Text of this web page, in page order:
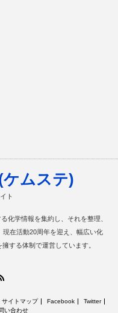
ムステ)
ト
化学情報を集約し、それを整理、
在活動20周年を迎え、幅広い化
する体制で運営しています。
サイトマップ Facebook
Twitter
い合わせ